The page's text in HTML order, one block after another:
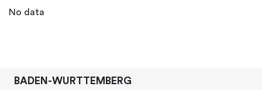
No data
BADEN-WURTTEMBERG